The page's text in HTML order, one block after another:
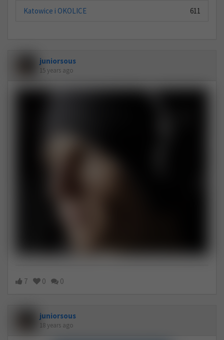
Katowice i OKOLICE 611
juniorsous
15 years ago
7 0 0
juniorsous
18 years ago